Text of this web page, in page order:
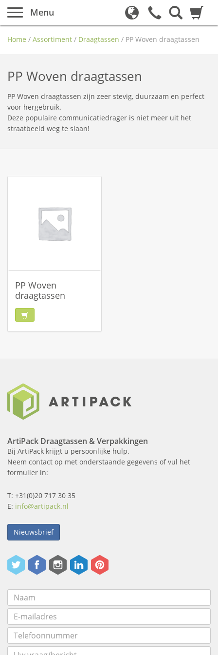
Menu
Home / Assortiment / Draagtassen / PP Woven draagtassen
PP Woven draagtassen
PP Woven draagtassen zijn zeer stevig, duurzaam en perfect
voor hergebruik.
Deze populaire communicatiedrager is niet meer uit het
straatbeeld weg te slaan!
PP Woven
draagtassen
ArtiPack Draagtassen & Verpakkingen
Bij ArtiPack krijgt u persoonlijke hulp.
Neem contact op met onderstaande gegevens of vul het
formulier in:
T: +31(0)20 717 30 35
E: info@artipack.nl
Nieuwsbrief